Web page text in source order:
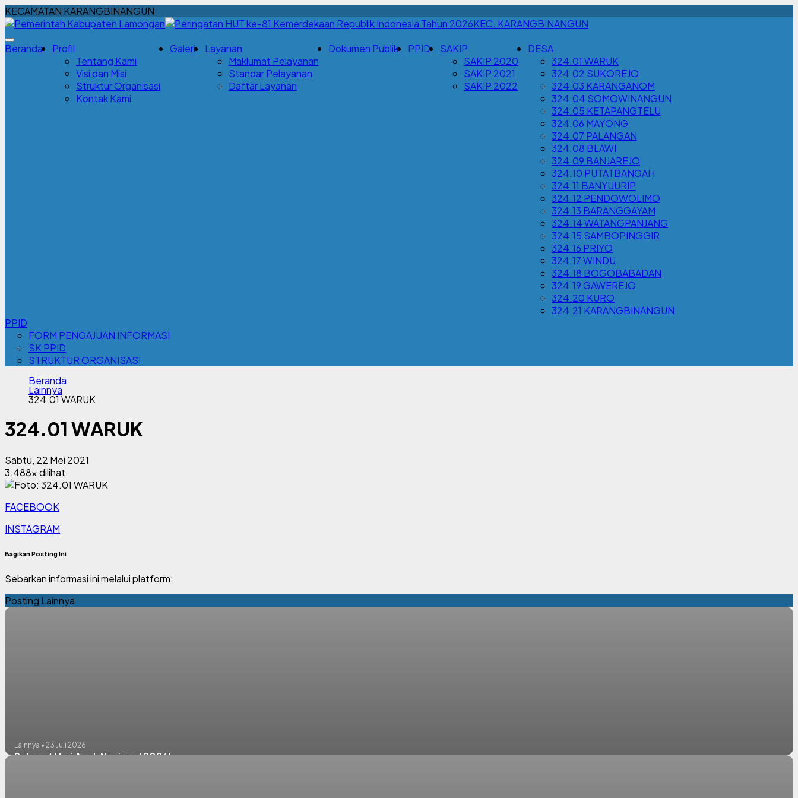
KECAMATAN KARANGBINANGUN
KEC. KARANGBINANGUN
Beranda
Profil
Tentang Kami
Visi dan Misi
Struktur Organisasi
Kontak Kami
Galeri
Layanan
Maklumat Pelayanan
Standar Pelayanan
Daftar Layanan
Dokumen Publik PPID
SAKIP
SAKIP 2020
SAKIP 2021
SAKIP 2022
DESA
324.01 WARUK
324.02 SUKOREJO
324.03 KARANGANOM
324.04 SOMOWINANGUN
324.05 KETAPANGTELU
324.06 MAYONG
324.07 PALANGAN
324.08 BLAWI
324.09 BANJAREJO
324.10 PUTATBANGAH
324.11 BANYUURIP
324.12 PENDOWOLIMO
324.13 BARANGGAYAM
324.14 WATANGPANJANG
324.15 SAMBOPINGGIR
324.16 PRIYO
324.17 WINDU
324.18 BOGOBABADAN
324.19 GAWEREJO
324.20 KURO
324.21 KARANGBINANGUN
PPID
FORM PENGAJUAN INFORMASI
SK PPID
STRUKTUR ORGANISASI
Beranda
Lainnya
324.01 WARUK
324.01 WARUK
Sabtu, 22 Mei 2021
3.488x dilihat
FACEBOOK
INSTAGRAM
Bagikan Posting Ini
Sebarkan informasi ini melalui platform:
Posting Lainnya
Lainnya • 23 Juli 2026
Selamat Hari Anak Nasional 2026!